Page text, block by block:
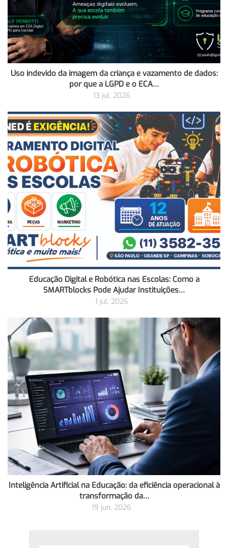
Uso indevido da imagem da criança e vazamento de dados:
por que a LGPD e o ECA…
13 jul, 2026
Educação Digital e Robótica nas Escolas: Como a
SMARTblocks Pode Ajudar Instituições…
1 jul, 2026
Inteligência Artificial na Educação: da eficiência operacional à
transformação da…
19 jun, 2026